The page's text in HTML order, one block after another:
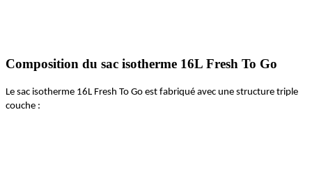
Composition du sac isotherme 16L Fresh To Go
Le sac isotherme 16L Fresh To Go est fabriqué avec une structure triple
couche :